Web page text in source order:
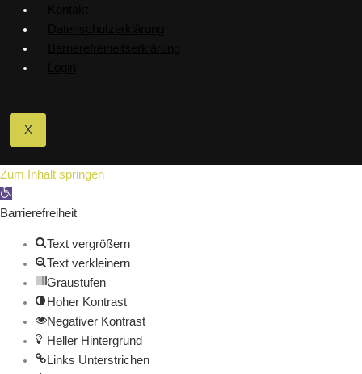
X
Zum Inhalt springen
Werkzeugleiste öffnen
Barrierefreiheit
Text vergrößern
Text verkleinern
Graustufen
Hoher Kontrast
Negativer Kontrast
Heller Hintergrund
Links Unterstrichen